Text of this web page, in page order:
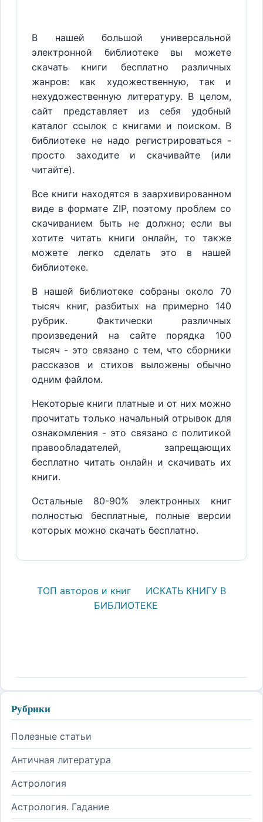
В нашей большой универсальной
электронной библиотеке вы можете
скачать книги бесплатно различных
жанров: как художественную, так и
нехудожественную литературу. В целом,
сайт представляет из себя удобный
каталог ссылок с книгами и поиском. В
библиотеке не надо регистрироваться -
просто заходите и скачивайте (или
читайте).
Все книги находятся в заархивированном
виде в формате ZIP, поэтому проблем со
скачиванием быть не должно; если вы
хотите читать книги онлайн, то также
можете легко сделать это в нашей
библиотеке.
В нашей библиотеке собраны около 70
тысяч книг, разбитых на примерно 140
рубрик. Фактически различных
произведений на сайте порядка 100
тысяч - это связано с тем, что сборники
рассказов и стихов выложены обычно
одним файлом.
Некоторые книги платные и от них можно
прочитать только начальный отрывок для
ознакомления - это связано с политикой
правообладателей, запрещающих
бесплатно читать онлайн и скачивать их
книги.
Остальные 80-90% электронных книг
полностью бесплатные, полные версии
которых можно скачать бесплатно.
ТОП авторов и книг
ИСКАТЬ КНИГУ В
БИБЛИОТЕКЕ
Рубрики
Полезные статьи
Античная литература
Астрология
Астрология. Гадание